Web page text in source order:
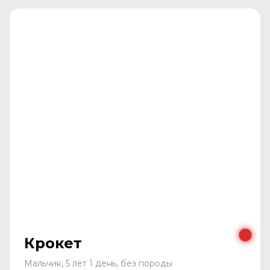
Крокет
Мальчик, 5 лет 1 день, без породы